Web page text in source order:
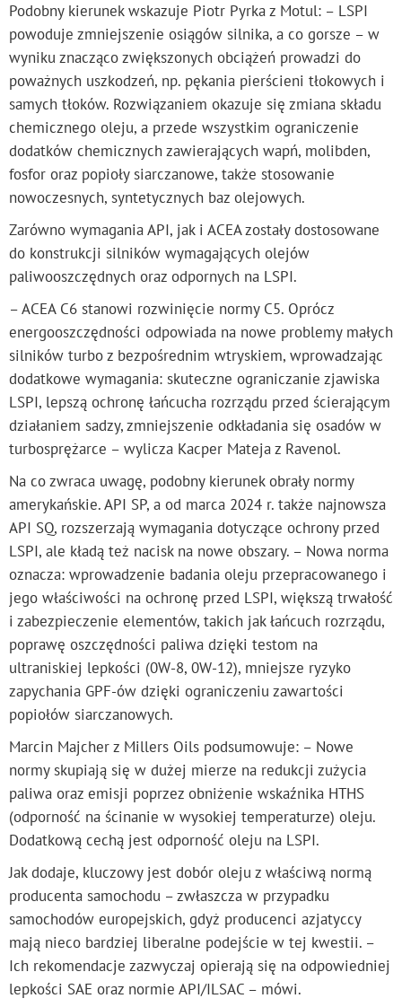
Podobny kierunek wskazuje Piotr Pyrka z Motul: – LSPI
powoduje zmniejszenie osiągów silnika, a co gorsze – w
wyniku znacząco zwiększonych obciążeń prowadzi do
poważnych uszkodzeń, np. pękania pierścieni tłokowych i
samych tłoków. Rozwiązaniem okazuje się zmiana składu
chemicznego oleju, a przede wszystkim ograniczenie
dodatków chemicznych zawierających wapń, molibden,
fosfor oraz popioły siarczanowe, także stosowanie
nowoczesnych, syntetycznych baz olejowych.
Zarówno wymagania API, jak i ACEA zostały dostosowane
do konstrukcji silników wymagających olejów
paliwooszczędnych oraz odpornych na LSPI.
– ACEA C6 stanowi rozwinięcie normy C5. Oprócz
energooszczędności odpowiada na nowe problemy małych
silników turbo z bezpośrednim wtryskiem, wprowadzając
dodatkowe wymagania: skuteczne ograniczanie zjawiska
LSPI, lepszą ochronę łańcucha rozrządu przed ścierającym
działaniem sadzy, zmniejszenie odkładania się osadów w
turbosprężarce – wylicza Kacper Mateja z Ravenol.
Na co zwraca uwagę, podobny kierunek obrały normy
amerykańskie. API SP, a od marca 2024 r. także najnowsza
API SQ, rozszerzają wymagania dotyczące ochrony przed
LSPI, ale kładą też nacisk na nowe obszary. – Nowa norma
oznacza: wprowadzenie badania oleju przepracowanego i
jego właściwości na ochronę przed LSPI, większą trwałość
i zabezpieczenie elementów, takich jak łańcuch rozrządu,
poprawę oszczędności paliwa dzięki testom na
ultraniskiej lepkości (0W-8, 0W-12), mniejsze ryzyko
zapychania GPF-ów dzięki ograniczeniu zawartości
popiołów siarczanowych.
Marcin Majcher z Millers Oils podsumowuje: – Nowe
normy skupiają się w dużej mierze na redukcji zużycia
paliwa oraz emisji poprzez obniżenie wskaźnika HTHS
(odporność na ścinanie w wysokiej temperaturze) oleju.
Dodatkową cechą jest odporność oleju na LSPI.
Jak dodaje, kluczowy jest dobór oleju z właściwą normą
producenta samochodu – zwłaszcza w przypadku
samochodów europejskich, gdyż producenci azjatyccy
mają nieco bardziej liberalne podejście w tej kwestii. –
Ich rekomendacje zazwyczaj opierają się na odpowiedniej
lepkości SAE oraz normie API/ILSAC – mówi.